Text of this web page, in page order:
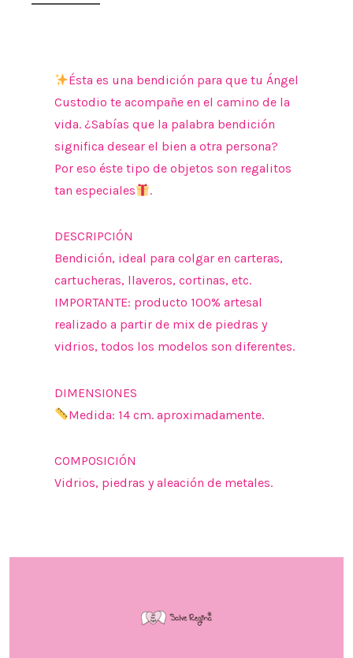
Ésta es una bendición para que tu Ángel
Custodio te acompañe en el camino de la
vida. ¿Sabías que la palabra bendición
significa desear el bien a otra persona?
Por eso éste tipo de objetos son regalitos
tan especiales
.
DESCRIPCIÓN
Bendición, ideal para colgar en carteras,
cartucheras, llaveros, cortinas, etc.
IMPORTANTE: producto 100% artesal
realizado a partir de mix de piedras y
vidrios, todos los modelos son diferentes.
DIMENSIONES
Medida: 14 cm. aproximadamente.
COMPOSICIÓN
Vidrios, piedras y aleación de metales.